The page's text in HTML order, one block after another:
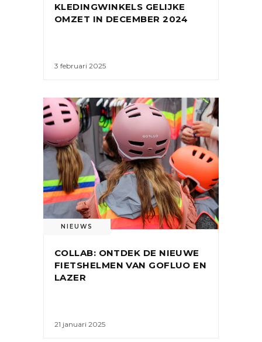
KLEDINGWINKELS GELIJKE
OMZET IN DECEMBER 2024
3 februari 2025
NIEUWS
COLLAB: ONTDEK DE NIEUWE
FIETSHELMEN VAN GOFLUO EN
LAZER
21 januari 2025